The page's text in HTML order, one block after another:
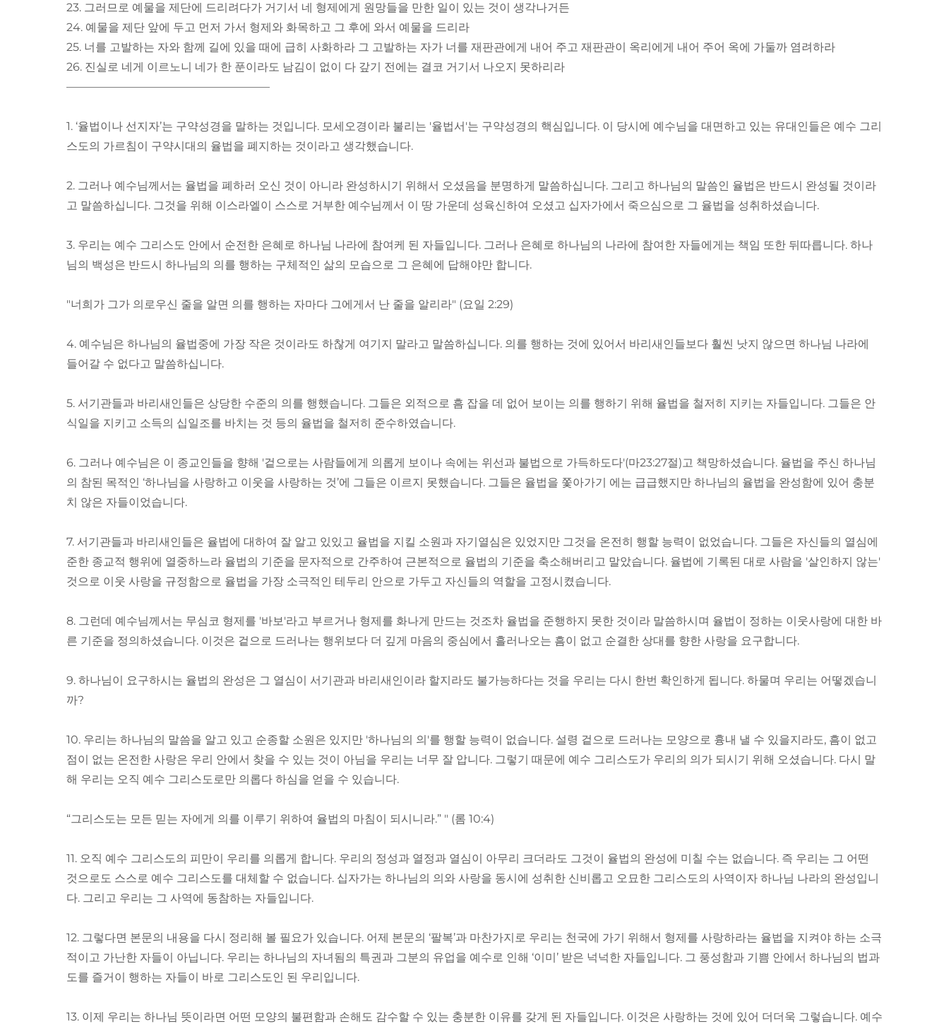
23. 그러므로 예물을 제단에 드리려다가 거기서 네 형제에게 원망들을 만한 일이 있는 것이 생각나거든
24. 예물을 제단 앞에 두고 먼저 가서 형제와 화목하고 그 후에 와서 예물을 드리라
25. 너를 고발하는 자와 함께 길에 있을 때에 급히 사화하라 그 고발하는 자가 너를 재판관에게 내어 주고 재판관이 옥리에게 내어 주어 옥에 가둘까 염려하라
26. 진실로 네게 이르노니 네가 한 푼이라도 남김이 없이 다 갚기 전에는 결코 거기서 나오지 못하리라
——————————————————
1. ‘율법이나 선지자’는 구약성경을 말하는 것입니다. 모세오경이라 불리는 '율법서'는 구약성경의 핵심입니다. 이 당시에 예수님을 대면하고 있는 유대인들은 예수 그리
스도의 가르침이 구약시대의 율법을 폐지하는 것이라고 생각했습니다.
2. 그러나 예수님께서는 율법을 폐하러 오신 것이 아니라 완성하시기 위해서 오셨음을 분명하게 말씀하십니다. 그리고 하나님의 말씀인 율법은 반드시 완성될 것이라
고 말씀하십니다. 그것을 위해 이스라엘이 스스로 거부한 예수님께서 이 땅 가운데 성육신하여 오셨고 십자가에서 죽으심으로 그 율법을 성취하셨습니다.
3. 우리는 예수 그리스도 안에서 순전한 은혜로 하나님 나라에 참여케 된 자들입니다. 그러나 은혜로 하나님의 나라에 참여한 자들에게는 책임 또한 뒤따릅니다. 하나
님의 백성은 반드시 하나님의 의를 행하는 구체적인 삶의 모습으로 그 은혜에 답해야만 합니다.
"너희가 그가 의로우신 줄을 알면 의를 행하는 자마다 그에게서 난 줄을 알리라" (요일 2:29)
4. 예수님은 하나님의 율법중에 가장 작은 것이라도 하찮게 여기지 말라고 말씀하십니다. 의를 행하는 것에 있어서 바리새인들보다 훨씬 낫지 않으면 하나님 나라에
들어갈 수 없다고 말씀하십니다.
5. 서기관들과 바리새인들은 상당한 수준의 의를 행했습니다. 그들은 외적으로 흠 잡을 데 없어 보이는 의를 행하기 위해 율법을 철저히 지키는 자들입니다. 그들은 안
식일을 지키고 소득의 십일조를 바치는 것 등의 율법을 철저히 준수하였습니다.
6. 그러나 예수님은 이 종교인들을 향해 '겉으로는 사람들에게 의롭게 보이나 속에는 위선과 불법으로 가득하도다'(마23:27절)고 책망하셨습니다. 율법을 주신 하나님
의 참된 목적인 ‘하나님을 사랑하고 이웃을 사랑하는 것’에 그들은 이르지 못했습니다. 그들은 율법을 쫓아가기 에는 급급했지만 하나님의 율법을 완성함에 있어 충분
치 않은 자들이었습니다.
7. 서기관들과 바리새인들은 율법에 대하여 잘 알고 있있고 율법을 지킬 소원과 자기열심은 있었지만 그것을 온전히 행할 능력이 없었습니다. 그들은 자신들의 열심에
준한 종교적 행위에 열중하느라 율법의 기준을 문자적으로 간주하여 근본적으로 율법의 기준을 축소해버리고 말았습니다. 율법에 기록된 대로 사람을 '살인하지 않는'
것으로 이웃 사랑을 규정함으로 율법을 가장 소극적인 테두리 안으로 가두고 자신들의 역할을 고정시켰습니다.
8. 그런데 예수님께서는 무심코 형제를 '바보'라고 부르거나 형제를 화나게 만드는 것조차 율법을 준행하지 못한 것이라 말씀하시며 율법이 정하는 이웃사랑에 대한 바
른 기준을 정의하셨습니다. 이것은 겉으로 드러나는 행위보다 더 깊게 마음의 중심에서 흘러나오는 흠이 없고 순결한 상대를 향한 사랑을 요구합니다.
9. 하나님이 요구하시는 율법의 완성은 그 열심이 서기관과 바리새인이라 할지라도 불가능하다는 것을 우리는 다시 한번 확인하게 됩니다. 하물며 우리는 어떻겠습니
까?
10. 우리는 하나님의 말씀을 알고 있고 순종할 소원은 있지만 '하나님의 의'를 행할 능력이 없습니다. 설령 겉으로 드러나는 모양으로 흉내 낼 수 있을지라도, 흠이 없고
점이 없는 온전한 사랑은 우리 안에서 찾을 수 있는 것이 아님을 우리는 너무 잘 압니다. 그렇기 때문에 예수 그리스도가 우리의 의가 되시기 위해 오셨습니다. 다시 말
해 우리는 오직 예수 그리스도로만 의롭다 하심을 얻을 수 있습니다.
“그리스도는 모든 믿는 자에게 의를 이루기 위하여 율법의 마침이 되시니라.” " (롬 10:4)
11. 오직 예수 그리스도의 피만이 우리를 의롭게 합니다. 우리의 정성과 열정과 열심이 아무리 크더라도 그것이 율법의 완성에 미칠 수는 없습니다. 즉 우리는 그 어떤
것으로도 스스로 예수 그리스도를 대체할 수 없습니다. 십자가는 하나님의 의와 사랑을 동시에 성취한 신비롭고 오묘한 그리스도의 사역이자 하나님 나라의 완성입니
다. 그리고 우리는 그 사역에 동참하는 자들입니다.
12. 그렇다면 본문의 내용을 다시 정리해 볼 필요가 있습니다. 어제 본문의 ‘팔복’과 마찬가지로 우리는 천국에 가기 위해서 형제를 사랑하라는 율법을 지켜야 하는 소극
적이고 가난한 자들이 아닙니다. 우리는 하나님의 자녀됨의 특권과 그분의 유업을 예수로 인해 ‘이미’ 받은 넉넉한 자들입니다. 그 풍성함과 기쁨 안에서 하나님의 법과
도를 즐거이 행하는 자들이 바로 그리스도인 된 우리입니다.
13. 이제 우리는 하나님 뜻이라면 어떤 모양의 불편함과 손해도 감수할 수 있는 충분한 이유를 갖게 된 자들입니다. 이것은 사랑하는 것에 있어 더더욱 그렇습니다. 예수